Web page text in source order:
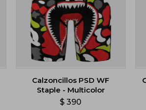
Calzoncillos PSD WF
Staple - Multicolor
$ 390